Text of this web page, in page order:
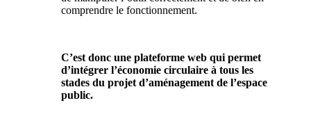
comprendre le fonctionnement.
C’est donc une plateforme web qui permet
d’intégrer l’économie circulaire à tous les
stades du projet d’aménagement de l’espace
public.